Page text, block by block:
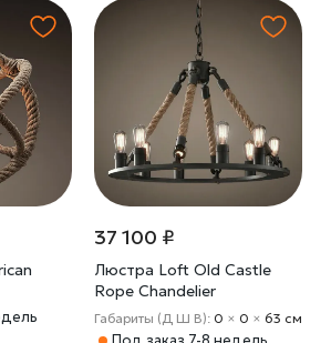
37 100 ₽
Люстра Loft Old Castle
Rope Chandelier
Габариты (Д Ш В): 0 × 0 × 63 cм